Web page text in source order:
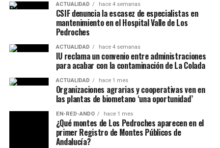
ACTUALIDAD hace 4 semanas
CSIF denuncia la escasez de especialistas en
mantenimiento en el Hospital Valle de Los
Pedroches
ACTUALIDAD hace 4 semanas
IU reclama un convenio entre administraciones
para acabar con la contaminación de La Colada
ACTUALIDAD hace 1 mes
Organizaciones agrarias y cooperativas ven en
las plantas de biometano ‘una oportunidad’
EN-RED-ANDO hace 1 mes
¿Qué montes de Los Pedroches aparecen en el
primer Registro de Montes Públicos de
Andalucía?